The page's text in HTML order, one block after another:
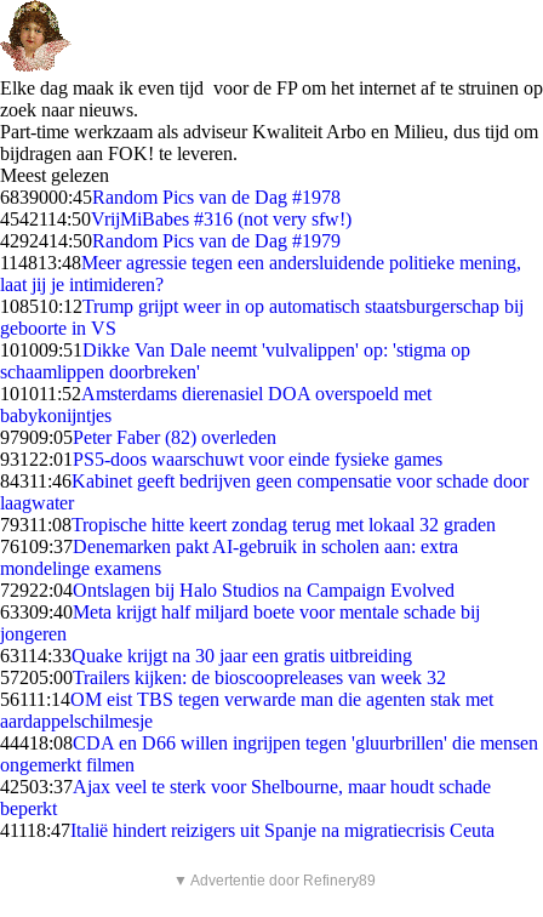
Elke dag maak ik even tijd voor de FP om het internet af te struinen op
zoek naar nieuws.
Part-time werkzaam als adviseur Kwaliteit Arbo en Milieu, dus tijd om
bijdragen aan FOK! te leveren.
Meest gelezen
6839000:45Random Pics van de Dag #1978
4542114:50VrijMiBabes #316 (not very sfw!)
4292414:50Random Pics van de Dag #1979
114813:48Meer agressie tegen een andersluidende politieke mening,
laat jij je intimideren?
108510:12Trump grijpt weer in op automatisch staatsburgerschap bij
geboorte in VS
101009:51Dikke Van Dale neemt 'vulvalippen' op: 'stigma op
schaamlippen doorbreken'
101011:52Amsterdams dierenasiel DOA overspoeld met
babykonijntjes
97909:05Peter Faber (82) overleden
931 22:01PS5-doos waarschuwt voor einde fysieke games
84311:46Kabinet geeft bedrijven geen compensatie voor schade door
laagwater
79311:08Tropische hitte keert zondag terug met lokaal 32 graden
76109:37Denemarken pakt AI-gebruik in scholen aan: extra
mondelinge examens
72922:04Ontslagen bij Halo Studios na Campaign Evolved
63309:40Meta krijgt half miljard boete voor mentale schade bij
jongeren
63114:33Quake krijgt na 30 jaar een gratis uitbreiding
57205:00Trailers kijken: de bioscoopreleases van week 32
56111:14OM eist TBS tegen verwarde man die agenten stak met
aardappelschilmesje
44418:08CDA en D66 willen ingrijpen tegen 'gluurbrillen' die mensen
ongemerkt filmen
42503:37Ajax veel te sterk voor Shelbourne, maar houdt schade
beperkt
41118:47Italië hindert reizigers uit Spanje na migratiecrisis Ceuta
▼ Advertentie door Refinery89